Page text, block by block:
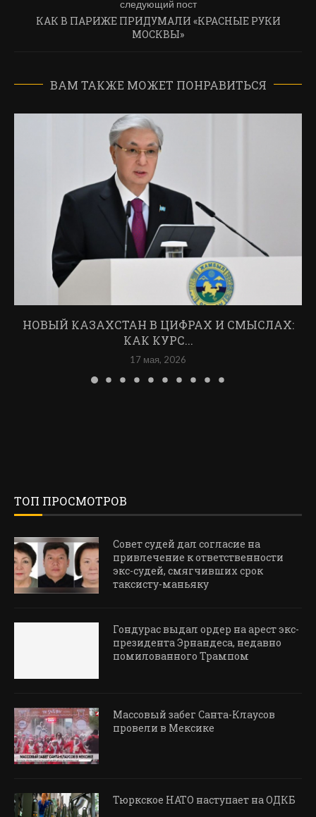
следующий пост
КАК В ПАРИЖЕ ПРИДУМАЛИ «КРАСНЫЕ РУКИ
МОСКВЫ»
ВАМ ТАКЖЕ МОЖЕТ ПОНРАВИТЬСЯ
НОВЫЙ КАЗАХСТАН В ЦИФРАХ И СМЫСЛАХ:
КАК КУРС...
17 мая, 2026
ТОП ПРОСМОТРОВ
Совет судей дал согласие на
привлечение к ответственности
экс-судей, смягчивших срок
таксисту-маньяку
Гондурас выдал ордер на арест экс-
президента Эрнандеса, недавно
помилованного Трампом
Массовый забег Санта-Клаусов
провели в Мексике
Тюркское НАТО наступает на ОДКБ